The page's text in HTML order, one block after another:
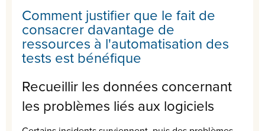
Comment justifier que le fait de
consacrer davantage de
ressources à l'automatisation des
tests est bénéfique
Recueillir les données concernant
les problèmes liés aux logiciels